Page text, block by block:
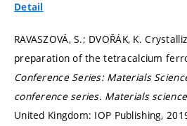
Detail
RAVASZOVÁ, S.; DVOŘÁK, K.
preparation of the tetracalcium
Conference Series: Materials
conference series. Materials
United Kingdom: IOP Publishing,